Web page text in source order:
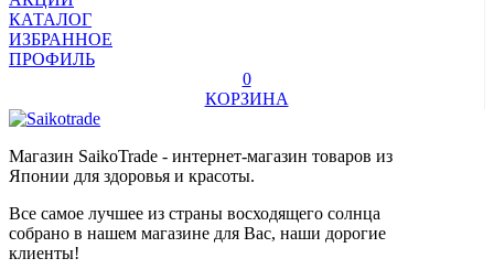
КАТАЛОГ
ИЗБРАННОЕ
ПРОФИЛЬ
0
КОРЗИНА
Магазин SaikoTrade - интернет-магазин товаров из
Японии для здоровья и красоты.
Все самое лучшее из страны восходящего солнца
собрано в нашем магазине для Вас, наши дорогие
клиенты!